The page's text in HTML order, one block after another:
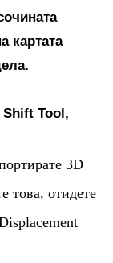
картата
Shift Tool,
3D
това, отидете